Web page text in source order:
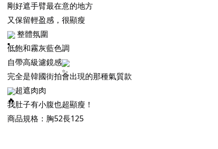
剛好遮手臂最在意的地方
又保留輕盈感，很顯瘦
整體氛圍
低飽和霧灰藍色調
自帶高級濾鏡感
完全是韓國街拍會出現的那種氣質款
超遮肉肉
我肚子有小腹也超顯瘦！
商品規格：胸52長125